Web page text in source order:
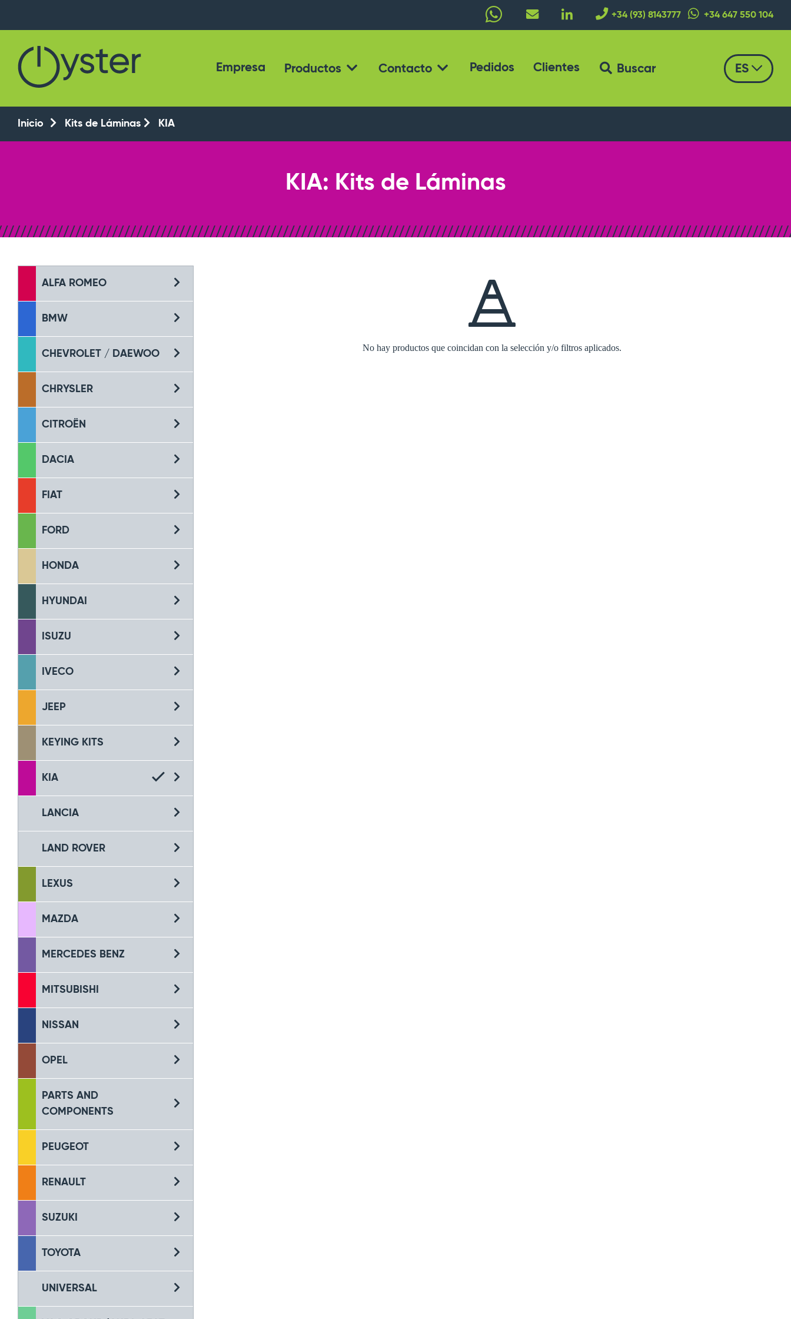
+34 (93) 8143777 +34 647 550 104
Empresa Productos Contacto Pedidos Clientes Buscar ES
Inicio Kits de Láminas KIA
KIA: Kits de Láminas
ALFA ROMEO
BMW
CHEVROLET / DAEWOO
CHRYSLER
CITROËN
DACIA
FIAT
FORD
HONDA
HYUNDAI
ISUZU
IVECO
JEEP
KEYING KITS
KIA
LANCIA
LAND ROVER
LEXUS
MAZDA
MERCEDES BENZ
MITSUBISHI
NISSAN
OPEL
PARTS AND
COMPONENTS
PEUGEOT
RENAULT
SUZUKI
TOYOTA
UNIVERSAL
No hay productos que coincidan con la selección y/o filtros aplicados.